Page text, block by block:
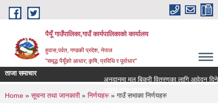
Skip to main content
पैयूँ गाउँपालिका,गाउँ कार्यपालिकाको कार्यालय
हुवास,पर्वत, गण्डकी प्रदेश, नेपाल
"समृद्ध पैयूँको आधार; कृषि, प्रविधि र पूर्वाधार"
ताजा समाचार
अनुदानमा मल बिक्री वितरणका लागि आवेदन दिने
सूचना तथा समाचार
You are here
Home » सूचना तथा जानकारी» निर्णयहरु » गाउँ सभाका निर्णयहरु